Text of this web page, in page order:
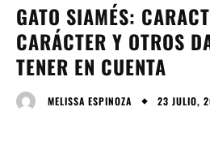
GATO SIAMÉS:
CARÁCTER Y OTROS
TENER EN CUENTA
MELISSA ESPINOZA 23 JULIO,